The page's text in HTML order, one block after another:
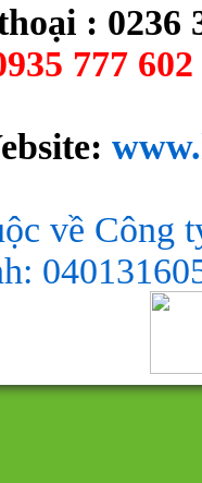
: 0236
777
về Công